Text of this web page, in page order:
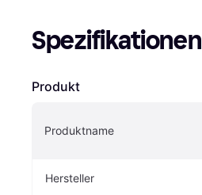
Spezifikationen
Produkt
Produktname
Hersteller